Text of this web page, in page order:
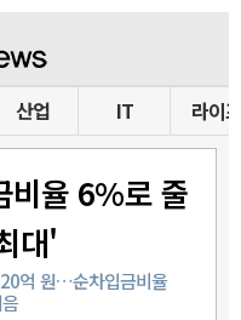
산업 IT 라이프
비율 6%로 줄
대'
억 원…순차입금비율